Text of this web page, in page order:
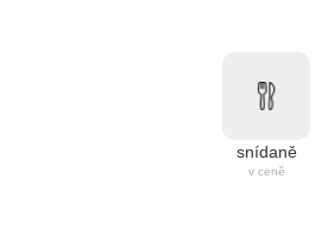
snídaně
v ceně